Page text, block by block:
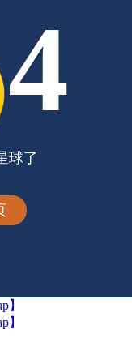
4
球了
】
】